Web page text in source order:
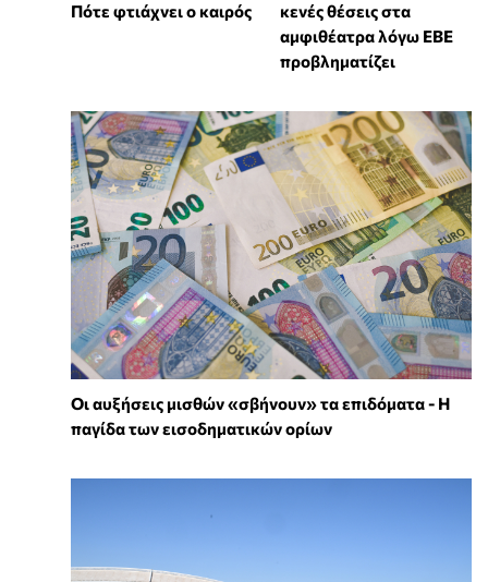
Πότε φτιάχνει ο καιρός
κενές θέσεις στα
αμφιθέατρα λόγω ΕΒΕ
προβληματίζει
Οι αυξήσεις μισθών «σβήνουν» τα επιδόματα - Η
παγίδα των εισοδηματικών ορίων